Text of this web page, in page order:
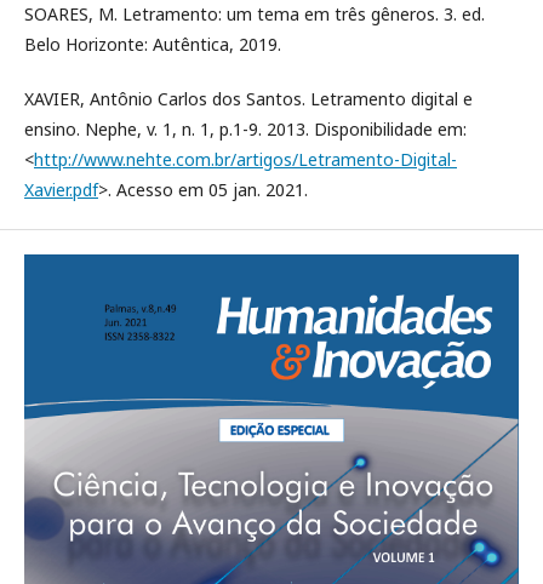
SOARES, M. Letramento: um tema em três gêneros. 3. ed.
Belo Horizonte: Autêntica, 2019.
XAVIER, Antônio Carlos dos Santos. Letramento digital e
ensino. Nephe, v. 1, n. 1, p.1-9. 2013. Disponibilidade em:
<http://www.nehte.com.br/artigos/Letramento-Digital-
Xavier.pdf>. Acesso em 05 jan. 2021.